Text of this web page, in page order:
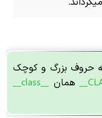
حروف بزرگ و کوچک
__ همان